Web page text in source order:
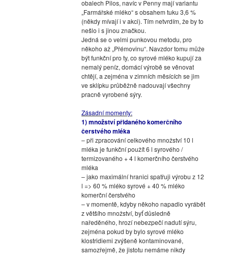
obalech Pilos, navíc v Penny mají variantu
„Farmářské mléko“ s obsahem tuku 3,6 %
(někdy mívají i v akci). Tím netvrdím, že by to
nešlo i s jinou značkou.
Jedná se o velmi punkovou metodu, pro
někoho až „Přémovinu“. Navzdor tomu může
být funkční pro ty, co syrové mléko kupují za
nemalý peníz, domácí výrobě se věnovat
chtějí, a zejména v zimních měsících se jim
ve sklípku průběžně nadouvají všechny
pracně vyrobené sýry.
Zásadní momenty:
1) množství přidaného komerčního
čerstvého mléka
– při zpracování celkového množství 10 l
mléka je funkční použít 6 l syrového /
termizovaného + 4 l komerčního čerstvého
mléka
– jako maximální hranici spatřuji výrobu z 12
l => 60 % mléko syrové + 40 % mléko
komerční čerstvého
– v momentě, kdyby někoho napadlo vyrábět
z většího množství, byť důsledně
naředěného, hrozí nebezpečí nadutí sýru,
zejména pokud by bylo syrové mléko
klostridiemi zvýšeně kontaminované,
samozřejmě, že jistotu nemáme nikdy